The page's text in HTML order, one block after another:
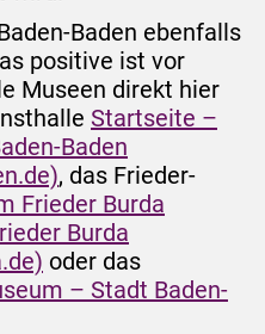
Baden ebenfalls
positive ist vor
Museen direkt hier
Startseite –
Baden
, das Frieder-
Frieder Burda
Burda
oder das
– Stadt Baden-